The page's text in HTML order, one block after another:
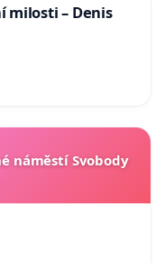
milosti – Denis
náměstí Svobody